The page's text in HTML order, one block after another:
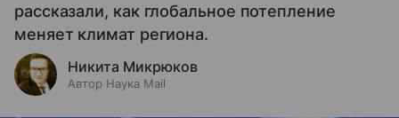
рассказали, как глобальное потепление
меняет климат региона.
Никита Микрюков
Автор Наука Mail